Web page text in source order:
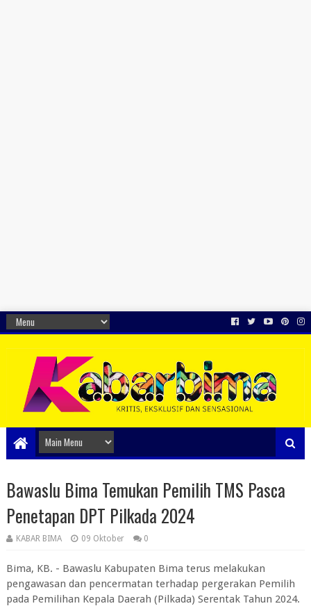
Bawaslu Bima Temukan Pemilih TMS Pasca
Penetapan DPT Pilkada 2024
KABAR BIMA 09 Oktober 0
Bima, KB. - Bawaslu Kabupaten Bima terus melakukan
pengawasan dan pencermatan terhadap pergerakan Pemilih
pada Pemilihan Kepala Daerah (Pilkada) Serentak Tahun 2024.